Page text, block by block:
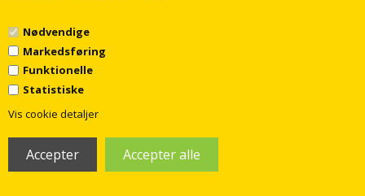
Nødvendige
Markedsføring
Funktionelle
Statistiske
Vis cookie detaljer
Ideal Standard Ceratherm T50
Brusebatteri m/termostat i krom
936,00
LÆG I KURV